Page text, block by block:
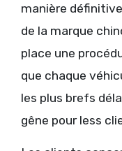
manière
de la marque
place une
que chaque
les plus brefs
gêne pour less